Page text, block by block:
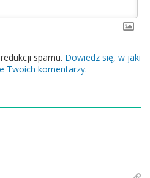
spamu. Dowiedz się, w jaki
Twoich komentarzy.